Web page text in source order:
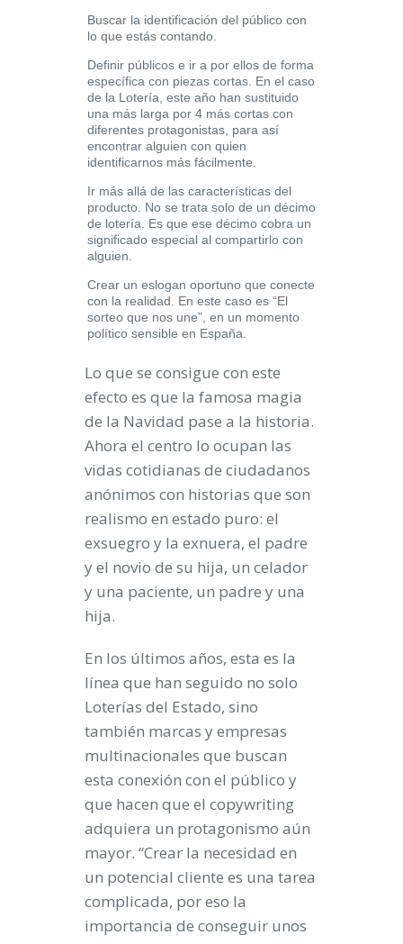
Buscar la identificación del público con
lo que estás contando.
Definir públicos e ir a por ellos de forma
específica con piezas cortas. En el caso
de la Lotería, este año han sustituido
una más larga por 4 más cortas con
diferentes protagonistas, para así
encontrar alguien con quien
identificarnos más fácilmente.
Ir más allá de las características del
producto. No se trata solo de un décimo
de lotería. Es que ese décimo cobra un
significado especial al compartirlo con
alguien.
Crear un eslogan oportuno que conecte
con la realidad. En este caso es “El
sorteo que nos une”, en un momento
político sensible en España.
Lo que se consigue con este
efecto es que la famosa magia
de la Navidad pase a la historia.
Ahora el centro lo ocupan las
vidas cotidianas de ciudadanos
anónimos con historias que son
realismo en estado puro: el
exsuegro y la exnuera, el padre
y el novio de su hija, un celador
y una paciente, un padre y una
hija.
En los últimos años, esta es la
línea que han seguido no solo
Loterías del Estado, sino
también marcas y empresas
multinacionales que buscan
esta conexión con el público y
que hacen que el copywriting
adquiera un protagonismo aún
mayor. “Crear la necesidad en
un potencial cliente es una tarea
complicada, por eso la
importancia de conseguir unos